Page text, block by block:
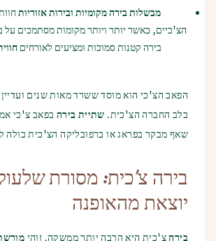
מבשלות בירה מקומיות ובירות אזוריות
הצ'כיים, כאשר יותר ויותר מקומות מסתמכים על
בירה קטנות סמוכות ומציעים לאורחים
הפאב הצ'כי הוא מוסד ששרד מאות שנים
בלב החברה הצ'כית. שתיית בירה בפאב צ'כי
שאף מבקר בפראג או ברפובליקה הצ'כית כולה
בירה צ'כית: מסורת
יוצאת מהאופנה
בירהצ'כית היא הרבה יותר ממשקה. זוהי